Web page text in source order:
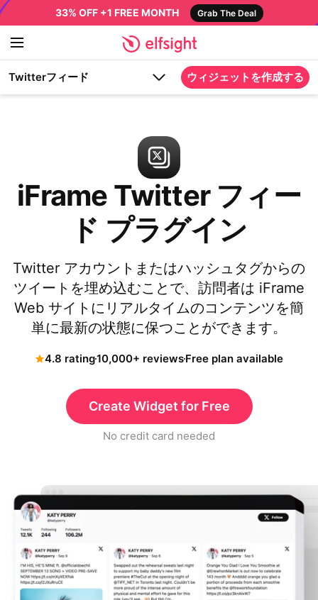
33% OFF +1 FREE MONTH Grab The Deal
Twitterフィード ウィジェットを作成する
iFrame Twitter フィー
ド プラグイン
Twitter アカウントまたはハッシュタグからの
ツイートを埋め込むことで、訪問者は iFrame
Web サイトにリアルタイムのコンテンツを簡
単に最新の状態に保つことができます。
4.8 rating10,000+ reviewsFree plan available
Create Widget for Free
No credit card needed